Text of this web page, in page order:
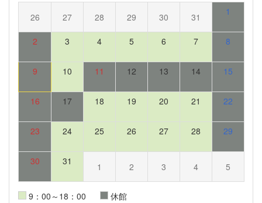
26 27 28 29 30 31 1
2 3 4 5 6 7 8
9 10 11 12 13 14 15
16 17 18 19 20 21 22
23 24 25 26 27 28 29
30 31 1 2 3 4 5
9：00～18：00 休館